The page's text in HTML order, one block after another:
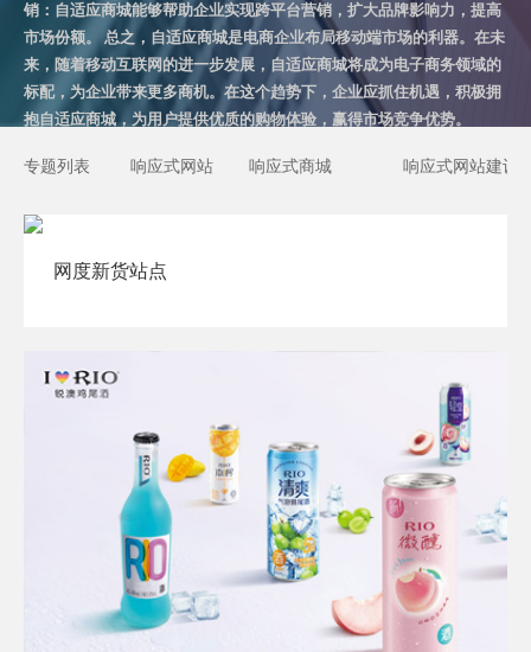
销：自适应商城能够帮助企业实现跨平台营销，扩大品牌影响力，提高
市场份额。 总之，自适应商城是电商企业布局移动端市场的利器。在未
来，随着移动互联网的进一步发展，自适应商城将成为电子商务领域的
标配，为企业带来更多商机。在这个趋势下，企业应抓住机遇，积极拥
抱自适应商城，为用户提供优质的购物体验，赢得市场竞争优势。
专题列表 响应式网站 响应式商城 响应式网站建设
网度新货站点